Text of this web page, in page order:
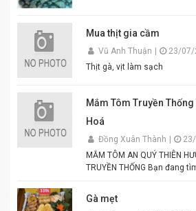
Mua thịt gia cầm
Vũ Anh Thuận 23/07/
Thịt gà, vịt làm sạch
Mắm Tôm Truyền
Hoá
Đồng Xuân Thành 23/
MẮM TÔM AN QUÝ THIÊN
TRUYỀN THỐNG Bạn đang tìm kiếm một loại mắm tôm
Mắm tôm An Quý Thiên
hảo cho mọi gia đình Việt. Được sản xuất từ tôm tươi
Gà mẹt